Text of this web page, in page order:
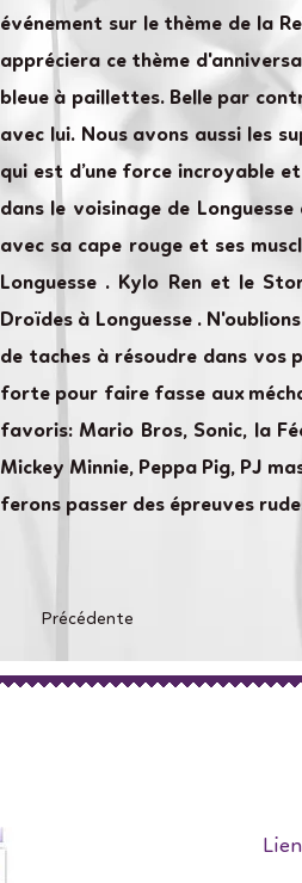
événement sur le thème de la
appréciera ce thème
bleue à paillettes. Belle par
avec lui. Nous avons aussi les
qui est d’une force incroyable
dans le voisinage de
avec sa cape rouge et ses
Longuesse . Kylo Ren et le
Droïdes à Longuesse .
de taches à résoudre dans vos
forte pour faire fasse aux
favoris: Mario Bros, Sonic, la
Mickey Minnie, Peppa Pig, PJ
ferons passer des épreuves
Précédente